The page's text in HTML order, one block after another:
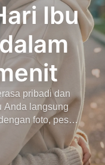
Ibu
pribadi dan
Anda langsung
foto, pesan
dengan
bagikan atau
desain.